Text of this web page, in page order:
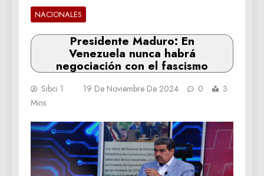
NACIONALES
Presidente Maduro: En
Venezuela nunca habrá
negociación con el fascismo
Sibci 1 19 De Noviembre De 2024 0
3
Mins